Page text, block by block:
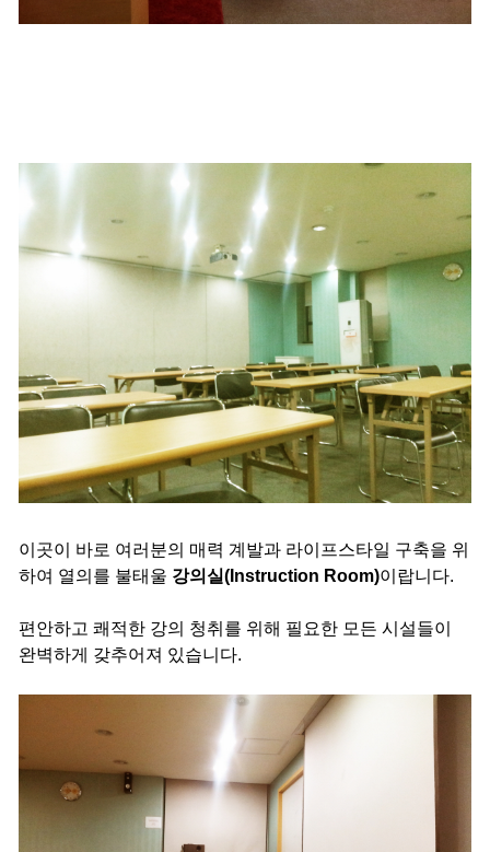
이곳이 바로 여러분의 매력 계발과 라이프스타일 구축을 위
하여 열의를 불태울 강의실(Instruction Room)이랍니다.
편안하고 쾌적한 강의 청취를 위해 필요한 모든 시설들이
완벽하게 갖추어져 있습니다.